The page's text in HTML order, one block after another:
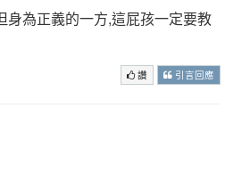
身為正義的一方,這屁孩一定要教
讚 引言回應